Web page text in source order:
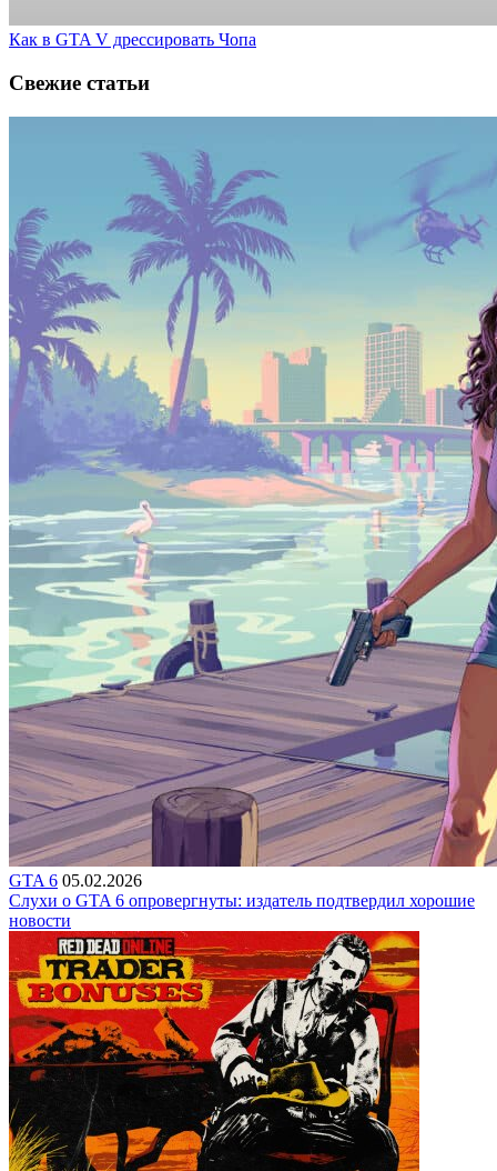
Как в GTA V дрессировать Чопа
Свежие статьи
GTA 6 05.02.2026
Слухи о GTA 6 опровергнуты: издатель подтвердил хорошие
новости